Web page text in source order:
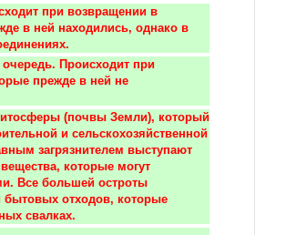
в ней находились, однако в
прежде в ней не
и сельскохозяйственной
загрязнителем выступают
которые могут
Все большей остроты
бытовых отходов, которые
свалках.